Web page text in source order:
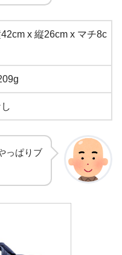
x 縦26cm x マチ8c
っぱりブ